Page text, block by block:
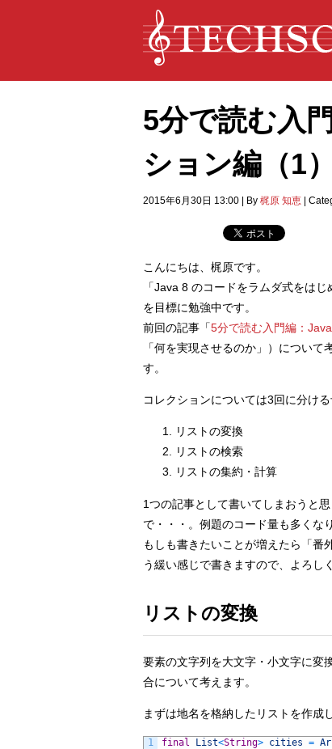
5分で読む入
ション編（1
2015年6月30日 13:00 By 梶原 知恵
こんにちは、梶原です。
「Java 8 のコードをラムダ式をは
を目標に勉強中です。
前回の記事「5分で読む入門編：
「何を実現させるのか」）につい
す。
コレクションについては3回に分ける
リストの変換
リストの検索
リストの集約・計算
1つの記事として書いてしまおうと
で・・・。例題のコード量も多くな
もしも書きたいことが増えたら「番
う緩い感じで書きますので、よろし
リストの変換
要素の文字列を大文字・小文字に変
合について考えます。
まずは地名を格納したリストを作成
1 final List<String> cities =